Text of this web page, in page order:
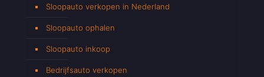
Sloopauto verkopen in Nederland
Sloopauto ophalen
Sloopauto inkoop
Bedrijfsauto verkopen